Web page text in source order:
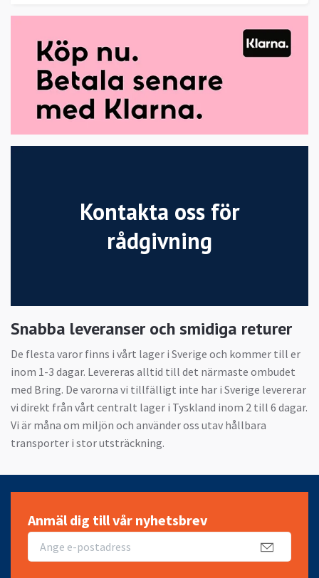
Kontakta oss för
rådgivning
Snabba leveranser och smidiga returer
De flesta varor finns i vårt lager i Sverige och kommer till er
inom 1-3 dagar. Levereras alltid till det närmaste ombudet
med Bring. De varorna vi tillfälligt inte har i Sverige levererar
vi direkt från vårt centralt lager i Tyskland inom 2 till 6 dagar.
Vi är måna om miljön och använder oss utav hållbara
transporter i stor utsträckning.
Anmäl dig till vår nyhetsbrev